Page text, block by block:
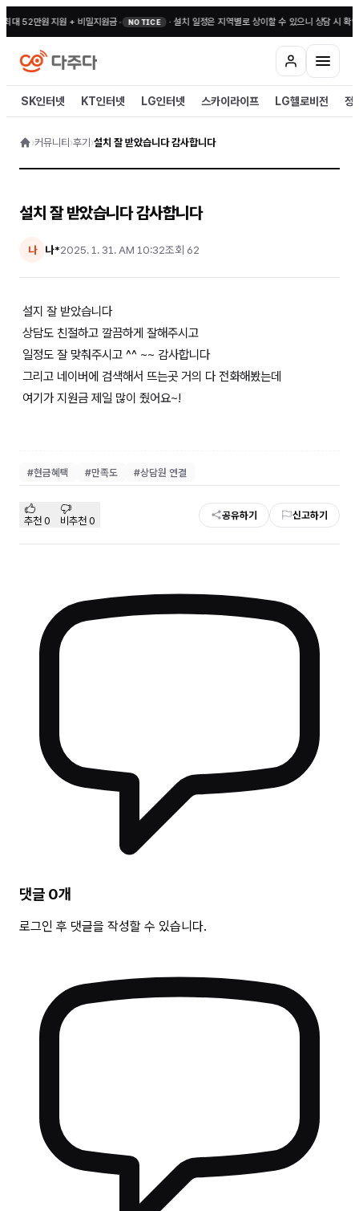
대 52만원 지원 + 비밀지원금• NOTICE · 설치 일정은 지역별로 상이할 수 있으니 상담 시 확인
SK인터넷 KT인터넷 LG인터넷 스카이라이프 LG헬로비전 정
›커뮤니티 ›후기 ›설치 잘 받았습니다 감사합니다
설치 잘 받았습니다 감사합니다
나 나*2025. 1. 31. AM 10:32조회 62
설지 잘 받았습니다
상담도 친절하고 깔끔하게 잘해주시고
일정도 잘 맞춰주시고 ^^ ~~ 감사합니다
그리고 네이버에 검색해서 뜨는곳 거의 다 전화해봤는데
여기가 지원금 제일 많이 줬어요~!
#현금혜택 #만족도 #상담원 연결
추천 0 비추천 0 공유하기 신고하기
댓글 0개
로그인 후 댓글을 작성할 수 있습니다.